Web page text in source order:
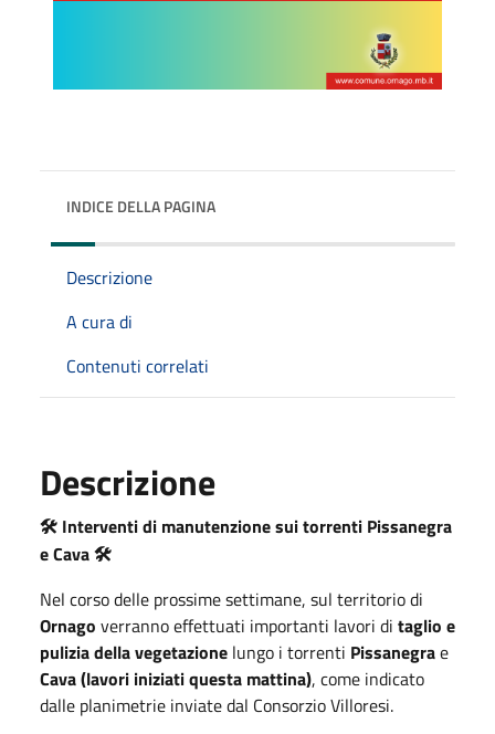
INDICE DELLA PAGINA
Descrizione
A cura di
Contenuti correlati
Descrizione
🛠️ Interventi di manutenzione sui torrenti Pissanegra
e Cava 🛠️
Nel corso delle prossime settimane, sul territorio di
Ornago verranno effettuati importanti lavori di taglio e
pulizia della vegetazione lungo i torrenti Pissanegrae
Cava (lavori iniziati questa mattina), come indicato
dalle planimetrie inviate dal Consorzio Villoresi.